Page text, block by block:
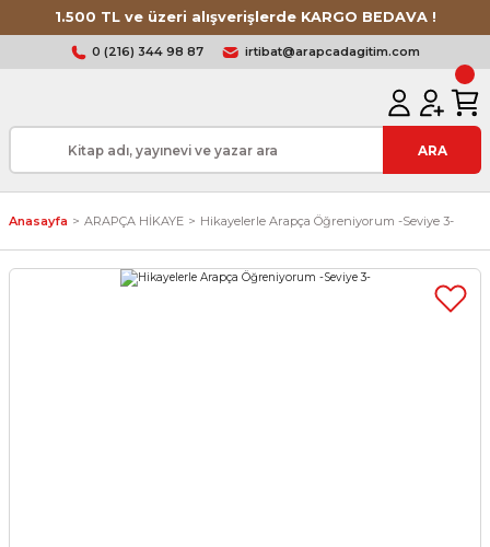
1.500 TL ve üzeri alışverişlerde KARGO BEDAVA !
0 (216) 344 98 87 irtibat@arapcadagitim.com
ARA
Anasayfa ARAPÇA HİKAYE Hikayelerle Arapça Öğreniyorum -Seviye 3-